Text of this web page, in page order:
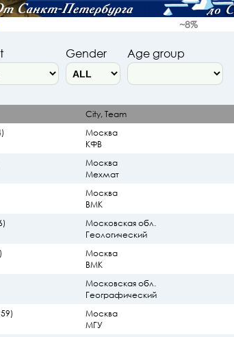
~8%
Gender Age group
City, Team
Москва
КФВ
Москва
Мехмат
Москва
ВМК
Московская обл.
Геологический
Москва
ВМК
Московская обл.
Географический
Москва
МГУ